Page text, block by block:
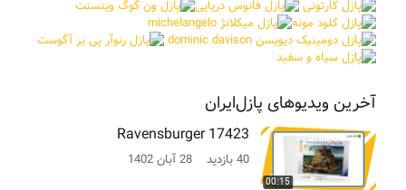
آخرین ویدیوهای پازل‌ایران
00:15
Ravensburger 17423
40 بازدید 28 آبان 1402